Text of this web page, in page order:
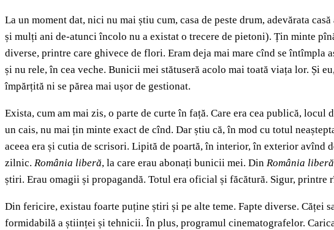
La un moment dat, nici nu mai știu cum, casa de peste drum, adevărata
și mulți ani de-atunci încolo nu a existat o trecere de pietoni). Țin minte
diverse, printre care ghivece de flori. Eram deja mai mare cînd se întîmpla
și nu rele, în cea veche. Bunicii mei stătuseră acolo mai toată viața lor. Și
împărțită ni se părea mai ușor de gestionat.
Exista, cum am mai zis, o parte de curte în față. Care era cea publică,
un cais, nu mai țin minte exact de cînd. Dar știu că, în mod cu totul
aceea era și cutia de scrisori. Lipită de poartă, în interior, în exterior avînd
zilnic. România liberă, la care erau abonați bunicii mei. Din România liberă
știri. Erau omagii și propagandă. Totul era oficial și făcătură. Sigur,
Din fericire, existau foarte puține știri și pe alte teme. Fapte diverse. Căței
formidabilă a științei și tehnicii. În plus, programul cinematografelor.